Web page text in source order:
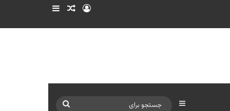
ورود نوشته تصادفی
سایدبار